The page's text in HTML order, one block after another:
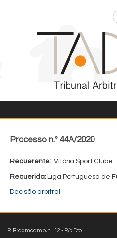
Processo n.º 44A/2020
Requerente: Vitória Sport Clube
Requerida: Liga Portuguesa de
Decisão arbitral
R. Braamcamp, n.º 12 - R/c Dto.